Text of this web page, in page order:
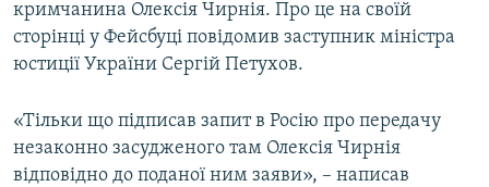
СПЕЦПРОЕКТИ
ДЕПОРТАЦІЯ
ВІДЕОУРОКИ «ELIFBE»
СВІДЧЕННЯ ОКУПАЦІЇ
ЯК ОБІЙТИ БЛОКУВАННЯ
Русский
Qırımtatar
кримчанина Олексія Чирнія. Про це на своїй
сторінці у Фейсбуці повідомив заступник міністра
юстиції України Сергій Петухов.
«Тільки що підписав запит в Росію про передачу
незаконно засудженого там Олексія Чирнія
відповідно до поданої ним заяви», – написав